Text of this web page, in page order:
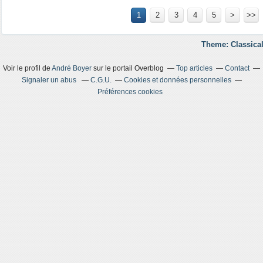
1 2 3 4 5 > >>
Theme:
Voir le profil deAndré Boyer sur le portail Overblog Top articles
Contact
Signaler un abus
C.G.U.
Cookies et données personnelles
Préférences cookies